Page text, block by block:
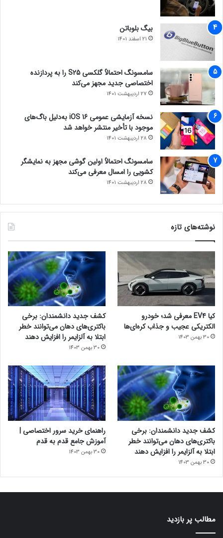
بیگ بلوباتن
21 اسفند 1401
سامسونگ احتمالاً گلکسی S25 را به پردازنده
اختصاصی جدید مجهز می‌کند
27 اردیبهشت 1401
نسخه آزمایشی عمومی iOS 16 به‌دلیل باگ‌های
موجود با تأخیر منتشر خواهد شد
28 اردیبهشت 1401
سامسونگ احتمالاً اولین گوشی مجهز به نمایشگر
کشویی را امسال معرفی می‌کند
28 اردیبهشت 1401
نوشته‌های تازه
کیا EV4 معرفی شد؛ خودرو
الکتریکی عجیب و جذاب کره‌ای‌ها
30 بهمن 1403
کشف جدید دانشمندان: برخی
باکتری‌های دهان می‌توانند خطر
ابتلا به آلزایمر را افزایش دهند
30 بهمن 1403
کشف جدید دانشمندان: برخی
باکتری‌های دهان می‌توانند خطر
ابتلا به آلزایمر را افزایش دهند
30 بهمن 1403
راهنمای خرید سرور اختصاصی |
آموزش جامع قدم به قدم
30 بهمن 1403
مطالب پر بازدید